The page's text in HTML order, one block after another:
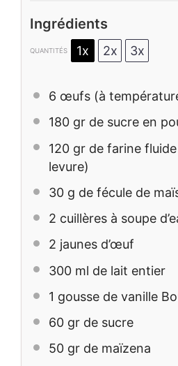
Ingrédients
QUANTITÉS 1x 2x 3x
6 œufs (à
180 gr de sucre en
120 gr de farine
levure)
30 g de fécule de
2 cuillères à soupe
2 jaunes d’œuf
300 ml de lait entier
1 gousse de vanille
60 gr de sucre
50 gr de maïzena